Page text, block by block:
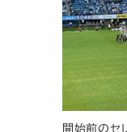
開始前のセ